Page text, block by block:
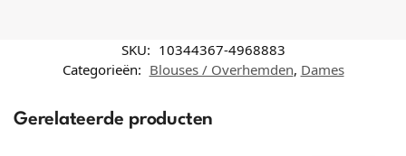
SKU: 10344367-4968883
Categorieën: Blouses / Overhemden, Dames
Gerelateerde producten